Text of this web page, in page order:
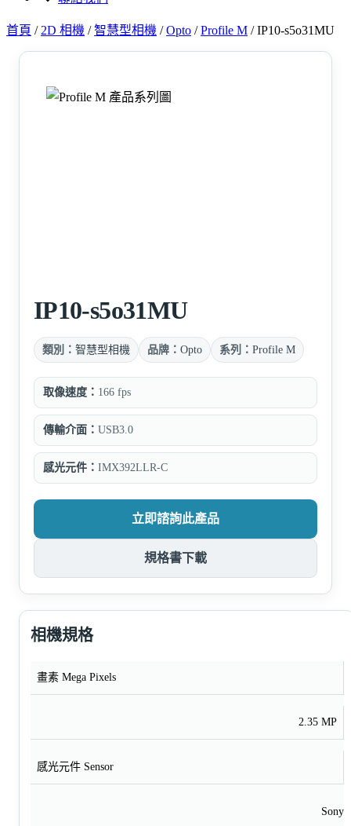
首頁 / 2D 相機 /智慧型相機 /Opto /Profile M /IP10-s5o31MU
IP10-s5o31MU
類別： 智慧型相機 品牌： Opto 系列： Profile M
取像速度： 166 fps
傳輸介面： USB3.0
感光元件： IMX392LLR-C
立即諮詢此產品
規格書下載
相機規格
畫素 Mega Pixels
2.35 MP
感光元件 Sensor
Sony